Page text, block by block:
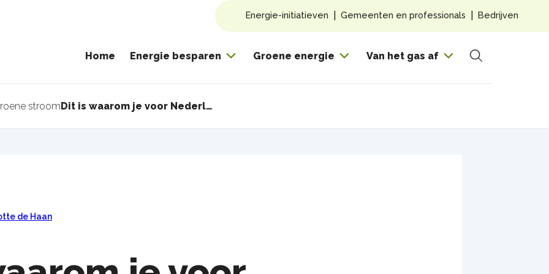
Home Energie besparen Groene energie Van het gas af
Zoeken
Top
Energie-initiatieven Gemeenten en professionals Bedrijven
stroom Dit is waarom je voor Nederlandse groene stroom moet kiezen
de Haan